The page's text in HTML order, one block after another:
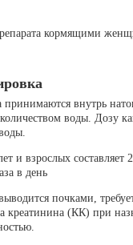
кормящими
принимаются внутрь
воды. Дозу
и взрослых
в день
почками,
креатинина (КК) при